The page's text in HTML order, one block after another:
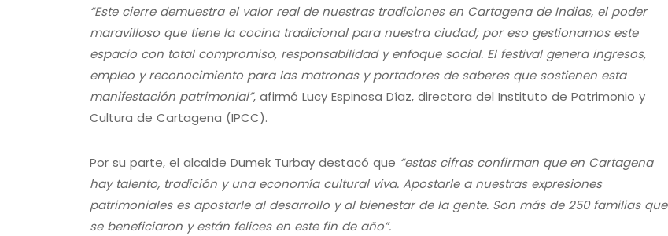
“Este cierre demuestra el valor real de nuestras tradiciones en Cartagena de Indias, el poder
maravilloso que tiene la cocina tradicional para nuestra ciudad; por eso gestionamos este
espacio con total compromiso, responsabilidad y enfoque social. El festival genera ingresos,
empleo y reconocimiento para las matronas y portadores de saberes que sostienen esta
manifestación patrimonial”, afirmó Lucy Espinosa Díaz, directora del Instituto de Patrimonio y
Cultura de Cartagena (IPCC).
Por su parte, el alcalde Dumek Turbay destacó que “estas cifras confirman que en Cartagena
hay talento, tradición y una economía cultural viva. Apostarle a nuestras expresiones
patrimoniales es apostarle al desarrollo y al bienestar de la gente. Son más de 250 familias que
se beneficiaron y están felices en este fin de año”.